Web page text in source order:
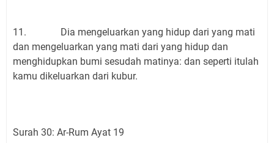
11. Dia mengeluarkan yang hidup dari yang mati
dan mengeluarkan yang mati dari yang hidup dan
menghidupkan bumi sesudah matinya: dan seperti itulah
kamu dikeluarkan dari kubur.
Surah 30: Ar-Rum Ayat 19